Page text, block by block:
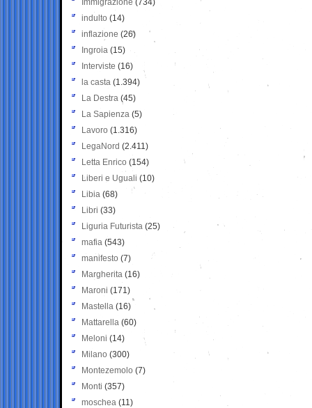
Immigrazione (734)
indulto (14)
inflazione (26)
Ingroia (15)
Interviste (16)
la casta (1.394)
La Destra (45)
La Sapienza (5)
Lavoro (1.316)
LegaNord (2.411)
Letta Enrico (154)
Liberi e Uguali (10)
Libia (68)
Libri (33)
Liguria Futurista (25)
mafia (543)
manifesto (7)
Margherita (16)
Maroni (171)
Mastella (16)
Mattarella (60)
Meloni (14)
Milano (300)
Montezemolo (7)
Monti (357)
moschea (11)